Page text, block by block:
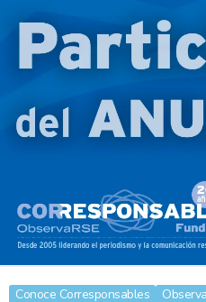
Conoce Corresponsables